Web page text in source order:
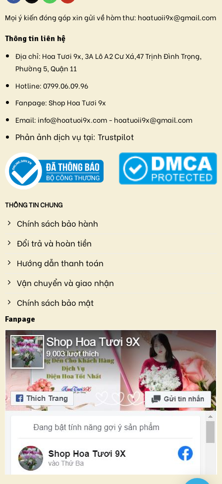
Mọi ý kiến đóng góp xin gửi về hòm thư: hoatuoii9x@gmail.com
Thông tin liên hệ
Địa chỉ: Hoa Tươi 9x, 3A Lô A2 Cư Xá,47 Trịnh Đình Trọng,
Phường 5, Quận 11
Hotline:0799.06.09.96
Fanpage:Shop Hoa Tươi 9x
Email: info@hoatuoi9x.com - hoatuoii9x@gmail.com
Phản ảnh dịch vụ tại: Trustpilot
THÔNG TIN CHUNG
Chính sách bảo hành
Đổi trả và hoàn tiền
Hướng dẫn thanh toán
Vận chuyển và giao nhận
Chính sách bảo mật
Fanpage